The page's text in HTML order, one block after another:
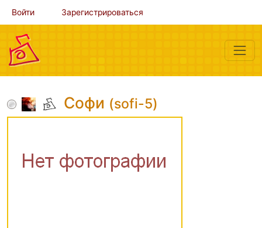
Войти Зарегистрироваться
Софи (sofi-5)